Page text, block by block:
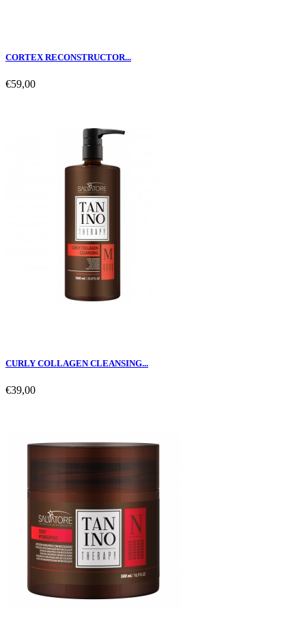
CORTEX RECONSTRUCTOR...
€59,00
CURLY COLLAGEN CLEANSING...
€39,00